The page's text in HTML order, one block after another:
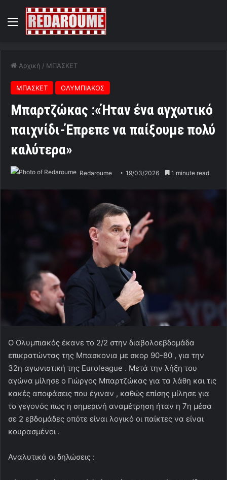
Menu
Αρχική / ΜΠΑΣΚΕΤ
ΜΠΑΣΚΕΤ ΟΛΥΜΠΙΑΚΟΣ
Μπαρτζώκας :«Ήταν ένα αγχωτικό
παιχνίδι-Έπρεπε να παίξουμε πολύ
καλύτερα»
Redaroume 19/03/2026 1 minute read
Ο Ολυμπιακός έκανε το 2/2 στην διαβολοεβδομάδα
επικρατώντας της Μπασκονια με σκορ 90-80 , για την
32η αγωνιστική της Euroleague . Μετά την λήξη του
αγώνα μίλησε ο Γιώργος Μπαρτζώκας για τα λάθη και τις
κακές αποφάσεις που έγιναν , καθώς επίσης μίλησε για
το γεγονός πως η σημερινή αναμέτρηση ήταν η 7η μέσα
σε 2 εβδομάδες οπότε είναι λογικό οι παίκτες να είναι
κουρασμένοι .
Αναλυτικά οι δηλώσεις :